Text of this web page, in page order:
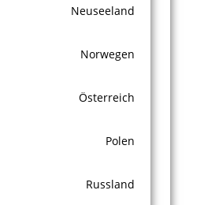
Neuseeland
Norwegen
Österreich
Polen
Russland